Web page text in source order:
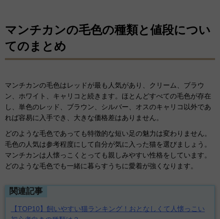
マンチカンの毛色の種類と値段につい
てのまとめ
マンチカンの毛色はレッドが最も人気があり、クリーム、ブラウ
ン、ホワイト、キャリコと続きます。ほとんどすべての毛色が存在
し、単色のレッド、ブラウン、シルバー、オスのキャリコ以外であ
れば容易に入手でき、大きな価格差はありません。
どのような毛色であっても特徴的な短い足の魅力は変わりません。
毛色の人気は参考程度にして自分が気に入った猫を選びましょう。
マンチカンは人懐っこくとっても親しみやすい性格をしています。
どのような毛色でも一緒に暮らすうちに愛着が強くなります。
関連記事
【TOP10】飼いやすい猫ランキング！おとなしくて人懐っこい